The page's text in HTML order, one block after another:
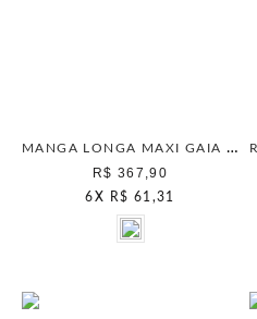
MANGA LONGA MAXI GAIA GINGER
R$ 367,90
6X R$ 61,31